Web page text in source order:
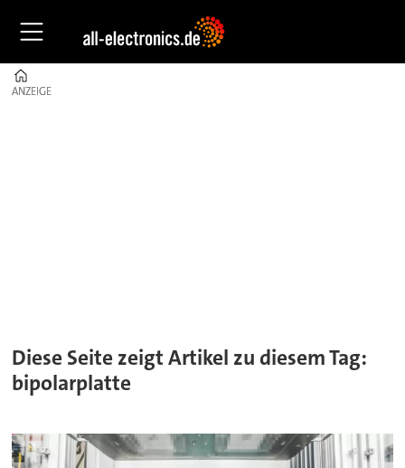
ANZEIGE
ANZEIGE
Diese Seite zeigt Artikel zu diesem Tag:
bipolarplatte